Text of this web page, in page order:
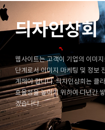
듸자인상회
웹사이트는 고객이 기업의 이미
단계로서 이미지 마케팅 및 정보
계해야 합니다. 듸자인상회는 클
효율성을 높이기 위하여 다년간
겠습니다.